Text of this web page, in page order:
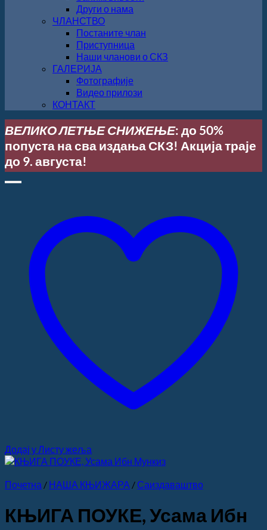
Други о нама
ЧЛАНСТВО
Постаните члан
Приступница
Наши чланови о СКЗ
ГАЛЕРИЈА
Фотографије
Видео прилози
КОНТАКТ
ВЕЛИКО ЛЕТЊЕ СНИЖЕЊЕ: до 50%
попуста на сва издања СКЗ! Акција траје
до 9. августа!
Додај у Листу жеља
Почетна / НАША КЊИЖАРА / Саиздаваштво
КЊИГА ПОУКЕ, Усама Ибн